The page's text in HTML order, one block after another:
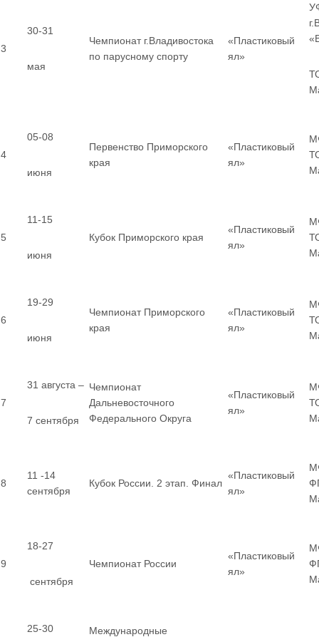
3
30-31
мая
Чемпионат г.Владивостока
по парусному спорту
«Пластиковый
ял»
4
05-08
июня
Первенство Приморского
края
«Пластиковый
ял»
5
11-15
июня
Кубок Приморского края
«Пластиковый
ял»
6
19-29
июня
Чемпионат Приморского
края
«Пластиковый
ял»
7
31 августа –
7 сентября
Чемпионат
Дальневосточного
Федерального Округа
«Пластиковый
ял»
8
11 -14
сентября
Кубок России. 2 этап. Финал
«Пластиковый
ял»
9
18-27
сентября
Чемпионат России
«Пластиковый
ял»
25-30
Международные